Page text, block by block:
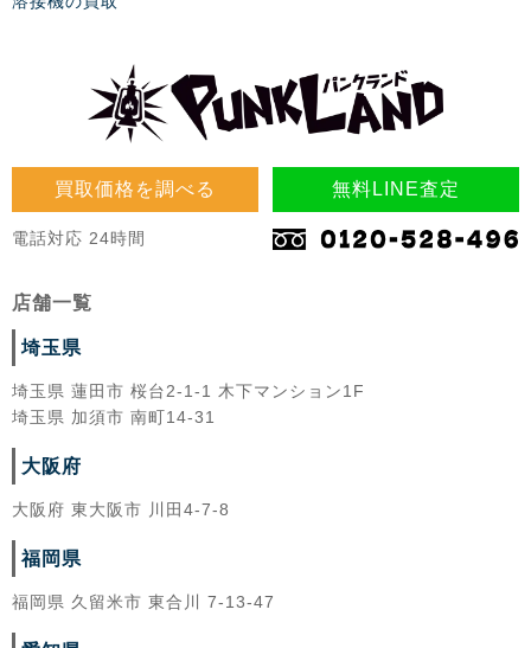
買取価格を調べる 無料LINE査定
電話対応 24時間
店舗一覧
埼玉県
埼玉県 蓮田市 桜台2-1-1 木下マンション1F
埼玉県 加須市 南町14-31
大阪府
大阪府 東大阪市 川田4-7-8
福岡県
福岡県 久留米市 東合川 7-13-47